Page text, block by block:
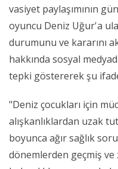
vasiyet paylaşımının
oyuncu Deniz Uğur'a
durumunu ve kararını
hakkında sosyal
tepki göstererek şu
"Deniz çocukları için
alışkanlıklardan uzak
boyunca ağır sağlık
dönemlerden geçmiş